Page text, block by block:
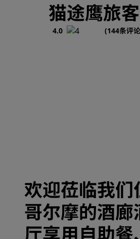
猫途鹰旅
4.0 (144条评
欢迎莅临我们
哥尔摩的酒廊